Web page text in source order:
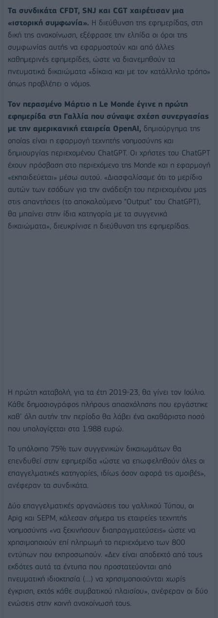
Τα συνδικάτα CFDT, SNJ και CGT χαιρέτισαν μια
«ιστορική συμφωνία». Η διεύθυνση της εφημερίδας, στη
δική της ανακοίνωση, εξέφρασε την ελπίδα οι όροι της
συμφωνίας αυτής να εφαρμοστούν και από άλλες
καθημερινές εφημερίδες, ώστε να διανεμηθούν τα
πνευματικά δικαιώματα «δίκαια και με τον κατάλληλο τρόπο»
όπως προβλέπει ο νόμος.
Τον περασμένο Μάρτιο η Le Monde έγινε η πρώτη
εφημερίδα στη Γαλλία που σύναψε σχέση συνεργασίας
με την αμερικανική εταιρεία OpenAI, δημιούργημα της
οποίας είναι η εφαρμογή τεχνητής νοημοσύνης και
δημιουργίας περιεχομένου ChatGPT. Οι χρήστες του ChatGPT
έχουν πρόσβαση στο περιεχόμενο της Monde και η εφαρμογή
«εκπαιδεύεται» μέσω αυτού. «Διασφαλίσαμε ότι το μερίδιο
αυτών των εσόδων για την ανάδειξη του περιεχομένου μας
στις απαντήσεις (το αποκαλούμενο “Output” του ChatGPT),
θα μπαίνει στην ίδια κατηγορία με τα συγγενικά
δικαιώματα», διευκρίνισε η διεύθυνση της εφημερίδας.
Η πρώτη καταβολή, για τα έτη 2019-23, θα γίνει τον Ιούλιο.
Κάθε δημοσιογράφος πλήρους απασχόλησης που εργάστηκε
καθ’ όλη αυτήν την περίοδο θα λάβει ένα ακαθάριστο ποσό
που υπολογίζεται στα 1.988 ευρώ.
Το υπόλοιπο 75% των συγγενικών δικαιωμάτων θα
επενδυθεί στην εφημερίδα «ώστε να επωφεληθούν όλες οι
επαγγελματικές κατηγορίες, ιδίως όσον αφορά τις αμοιβές»,
ανέφεραν τα συνδικάτα.
Δύο επαγγελματικές οργανώσεις του γαλλικού Τύπου, οι
Apig και SEPM, κάλεσαν σήμερα τις εταιρείες τεχνητής
νοημοσύνης «να ξεκινήσουν διαπραγματεύσεις» ώστε να
χρησιμοποιούν επί πληρωμή το περιεχόμενο των 800
εντύπων που εκπροσωπούν. «Δεν είναι αποδεκτό από τους
εκδότες αυτά τα έντυπα που προστατεύονται από
πνευματική ιδιοκτησία (…) να χρησιμοποιούνται χωρίς
έγκριση, εκτός κάθε συμβατικού πλαισίου», ανέφεραν οι δύο
ενώσεις στην κοινή ανακοίνωσή τους.